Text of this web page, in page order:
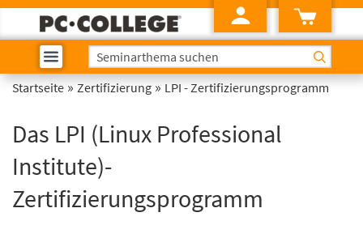
Startseite » Zertifizierung » LPI - Zertifizierungsprogramm
Das LPI (Linux Professional
Institute)-
Zertifizierungsprogramm